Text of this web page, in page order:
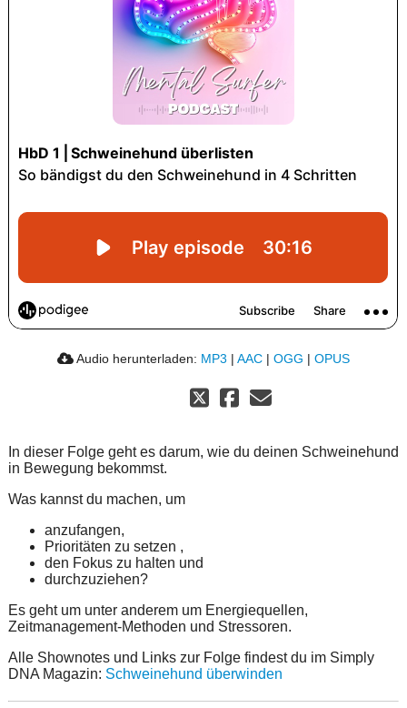
Audio herunterladen: MP3 | AAC | OGG | OPUS
In dieser Folge geht es darum, wie du deinen Schweinehund
in Bewegung bekommst.
Was kannst du machen, um
anzufangen,
Prioritäten zu setzen ,
den Fokus zu halten und
durchzuziehen?
Es geht um unter anderem um Energiequellen,
Zeitmanagement-Methoden und Stressoren.
Alle Shownotes und Links zur Folge findest du im Simply
DNA Magazin: Schweinehund überwinden